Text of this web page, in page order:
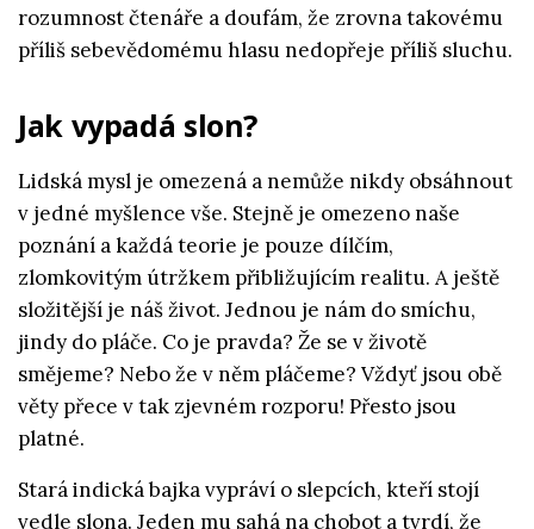
rozumnost čtenáře a doufám, že zrovna takovému
příliš sebevědomému hlasu nedopřeje příliš sluchu.
Jak vypadá slon?
Lidská mysl je omezená a nemůže nikdy obsáhnout
v jedné myšlence vše. Stejně je omezeno naše
poznání a každá teorie je pouze dílčím,
zlomkovitým útržkem přibližujícím realitu. A ještě
složitější je náš život. Jednou je nám do smíchu,
jindy do pláče. Co je pravda? Že se v životě
smějeme? Nebo že v něm pláčeme? Vždyť jsou obě
věty přece v tak zjevném rozporu! Přesto jsou
platné.
Stará indická bajka vypráví o slepcích, kteří stojí
vedle slona. Jeden mu sahá na chobot a tvrdí, že